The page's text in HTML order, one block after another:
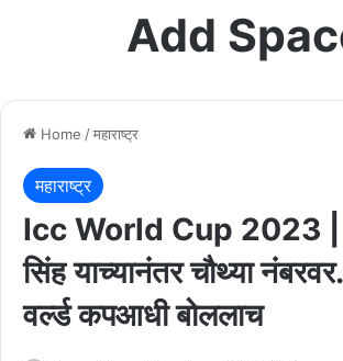
Add
Home /महाराष्ट्र
महाराष्ट्र
Icc World Cup 2023 |
सिंह याच्यानंतर चौथ्या
वर्ल्ड कपआधी बोललाच